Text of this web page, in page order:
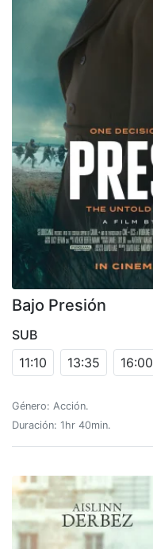
Bajo Presión
SUB
11:10
13:35 16:00
Género: Acción.
Duración: 1hr 40min.